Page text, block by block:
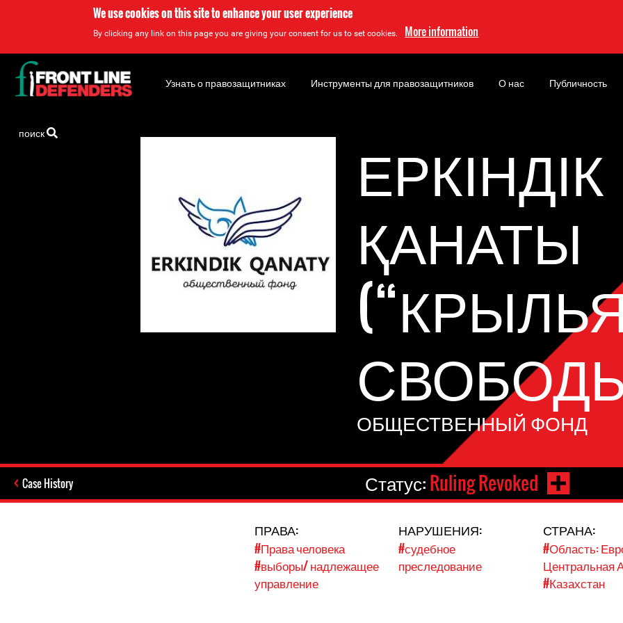
We use cookies on this site to enhance your user experience
By clicking any link on this page you are giving your consent for us to set cookies. More information
ЕРКІНДІК
ҚАНАТЫ
ОБЩЕСТВЕННЫЙ ФОНД
Case History Статус:Ruling Revoked
ПРАВА:
#Права человека
#выборы/ надлежащее
управление
НАРУШЕНИЯ:
#судебное
преследование
СТРАНА:
#Область:
Центральная
#Казахстан
Back
to
top
Узнать о правозащитниках Инструменты для правозащитников О нас Публичность
поиск